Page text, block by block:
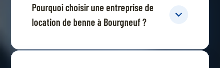
Pourquoi choisir une entreprise de
location de benne à Bourgneuf ?